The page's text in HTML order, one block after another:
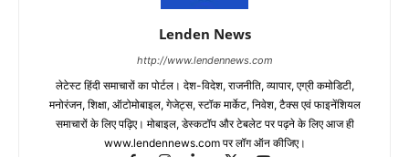
Lenden News
http://www.lendennews.com
लेटेस्ट हिंदी समाचारों का पोर्टल। देश-विदेश, राजनीति, व्यापार, एग्री कमोडिटी,
मनोरंजन, शिक्षा, ऑटोमोबाइल, गेजेट्स, स्टॉक मार्केट, निवेश, टैक्स एवं फाइनेंशियल
समाचारों के लिए पढ़िए। मोबाइल, डेस्कटॉप और टेबलेट पर पढ़ने के लिए आज ही
www.lendennews.com पर लॉग ऑन कीजिए।